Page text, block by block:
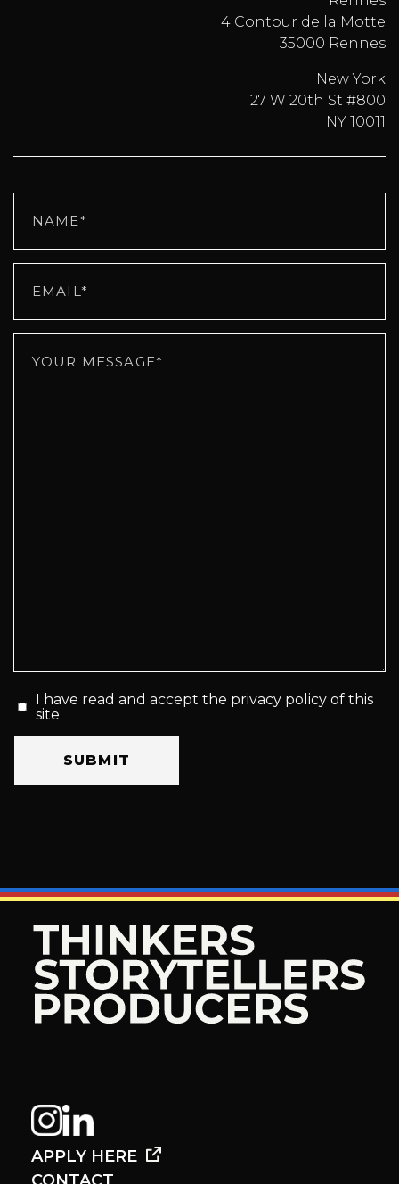
4 Contour de la Motte
35000 Rennes
New York
27 W 20th St #800
NY 10011
I have read and accept the privacy policy of this
site
APPLY HERE